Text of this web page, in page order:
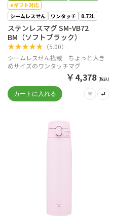
eギフト対応
シームレスせん
ワンタッチ 0.72L
ステンレスマグ SM-VB72
BM（ソフトブラック）
★★★★★（5.00）
シームレスせん搭載 ちょっと大き
めサイズのワンタッチマグ
￥4,378 (税込)